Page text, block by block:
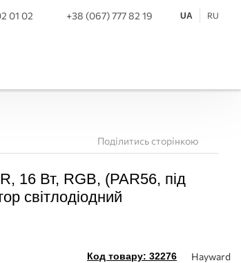
01 02 +38 (067) 777 82 19 UA RU
Поділитись сторінкою
16 Вт, RGB, (PAR56, під
світлодіодний
Код товару: 32276 Hayward